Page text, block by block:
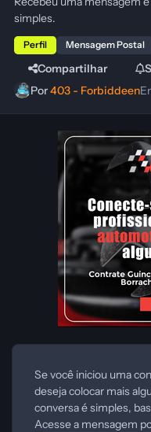
simples.
Perfil Mensagem Postal
Compartilhar
Por403 - Forbiddeen
Se você iniciou uma
deseja colocar mais
conversa é simples,
Acesse a mensagem